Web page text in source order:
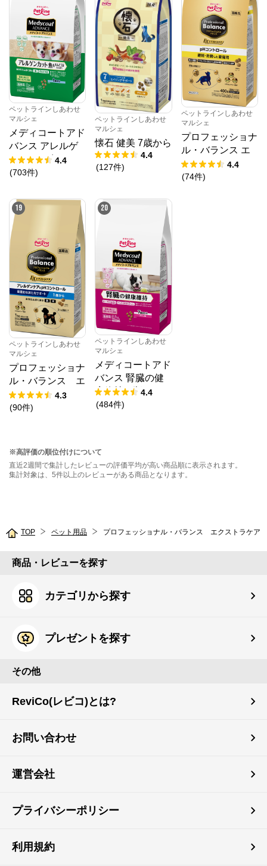
ペットラインしあわせ
マルシェ
メディコートアド
バンス アレルゲ
ンカット 魚＆え
んどう豆たんぱく
4.4
(703件)
ペットラインしあわせ
マルシェ
懐石 健美 7歳から
4.4
(127件)
ペットラインしあわせ
マルシェ
プロフェッショナ
ル・バランス エ
クストラケア pH
コントロール 避
4.4
(74件)
19
ペットラインしあわせ
マルシェ
プロフェッショナ
ル・バランス エ
クストラケア ア
レルゲンケア＆ｐ
ポート 1歳から
4.3
(90件)
20
ペットラインしあわせ
マルシェ
メディコートアド
バンス 腎臓の健
康維持 7歳頃から
4.4
(484件)
※高評価の順位付けについて
直近2週間で集計したレビューの評価平均が高い商品順に表示されます。
集計対象は、5件以上のレビューがある商品となります。
TOP ペット用品
商品・レビューを探す
カテゴリから探す
プレゼントを探す
その他
ReviCo(レビコ)とは?
お問い合わせ
運営会社
プライバシーポリシー
利用規約